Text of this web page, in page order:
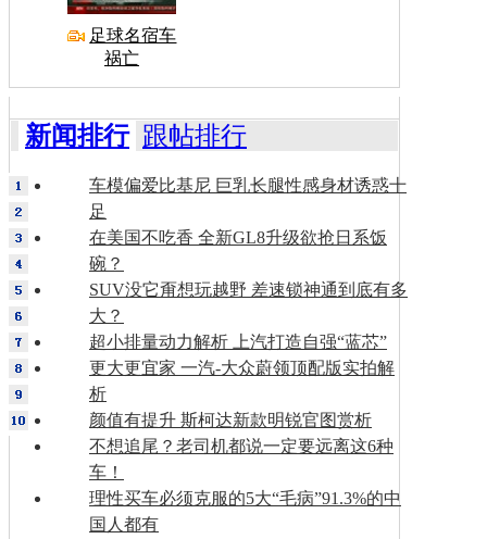
足球名宿车
祸亡
新闻排行 跟帖排行
车模偏爱比基尼 巨乳长腿性感身材诱惑十
足
在美国不吃香 全新GL8升级欲抢日系饭
碗？
SUV没它甭想玩越野 差速锁神通到底有多
大？
超小排量动力解析 上汽打造自强“蓝芯”
更大更宜家 一汽-大众蔚领顶配版实拍解
析
颜值有提升 斯柯达新款明锐官图赏析
不想追尾？老司机都说一定要远离这6种
车！
理性买车必须克服的5大“毛病”91.3%的中
国人都有